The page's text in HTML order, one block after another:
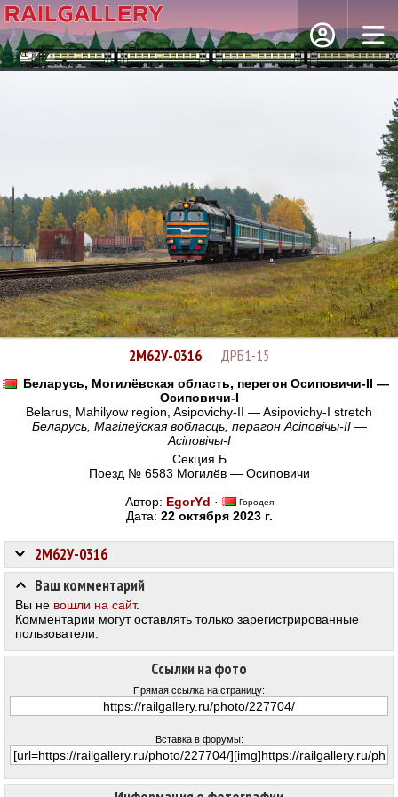
2М62У-0316· ДРБ1-15
Беларусь, Могилёвская область, перегон Осиповичи-II —
Осиповичи-I
Belarus, Mahilyow region, Asipovichy-II — Asipovichy-I stretch
Беларусь, Магілёўская вобласць, перагон Асіповічы-II —
Асіповічы-I
Секция Б
Поезд № 6583 Могилёв — Осиповичи
Автор: EgorYd · Городея
Дата: 22 октября 2023 г.
Ссылки на фото
Прямая ссылка на страницу:
Вставка в форумы:
2М62У-0316
Ваш комментарий
Вы не вошли на сайт.
Комментарии могут оставлять только зарегистрированные
пользователи.